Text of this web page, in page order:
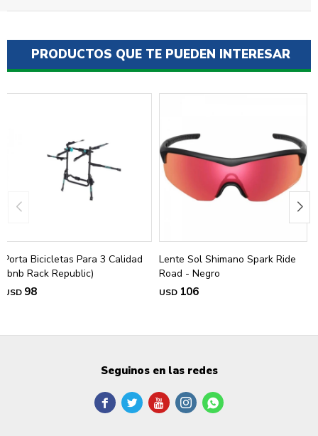
PRODUCTOS QUE TE PUEDEN INTERESAR
Porta Bicicletas Para 3 Calidad
(bnb Rack Republic)
USD 98
Lente Sol Shimano Spark Ride
Road - Negro
USD 106
Seguinos en las redes
    